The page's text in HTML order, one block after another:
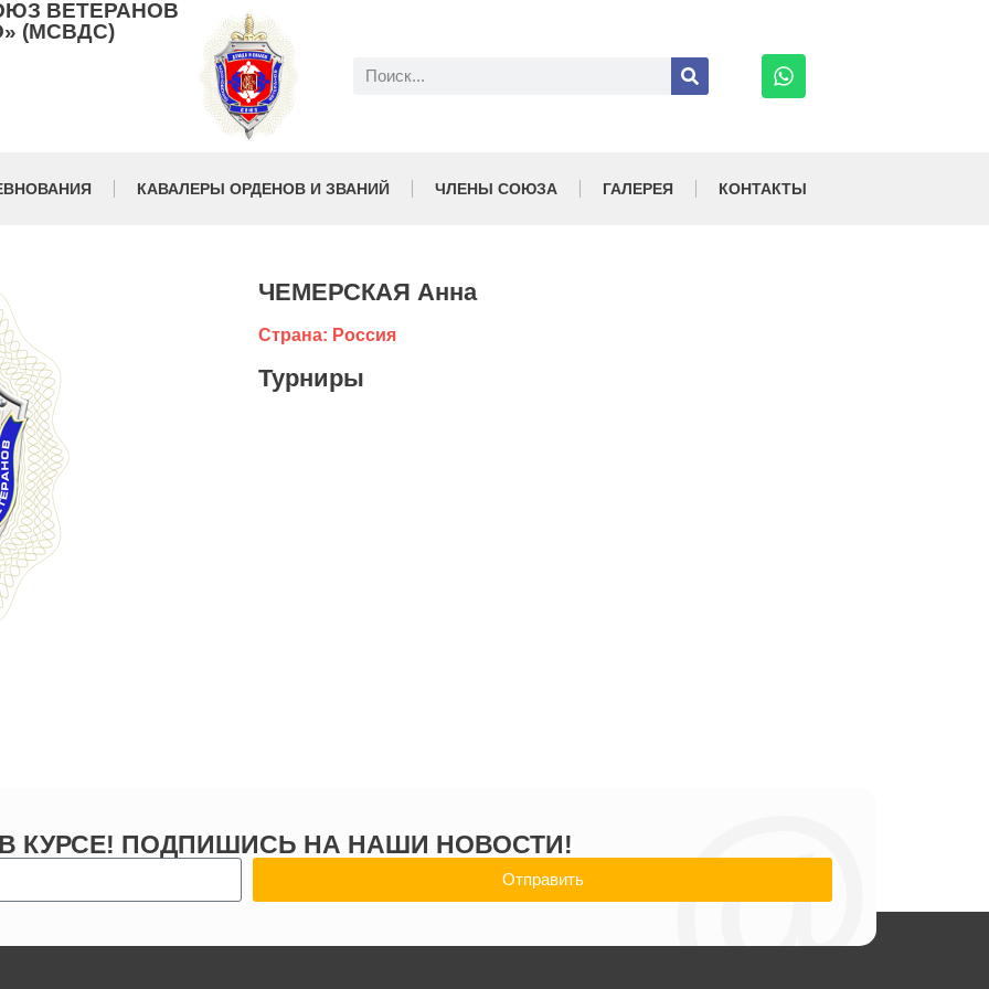
ВЕТЕРАНОВ
(МСВДС)
КАВАЛЕРЫ ОРДЕНОВ И ЗВАНИЙ ЧЛЕНЫ СОЮЗА ГАЛЕРЕЯ КОНТАКТЫ
ЧЕМЕРСКАЯ Анна
Страна: Россия
Турниры
@
КУРСЕ! ПОДПИШИСЬ НА НАШИ НОВОСТИ!
Отправить